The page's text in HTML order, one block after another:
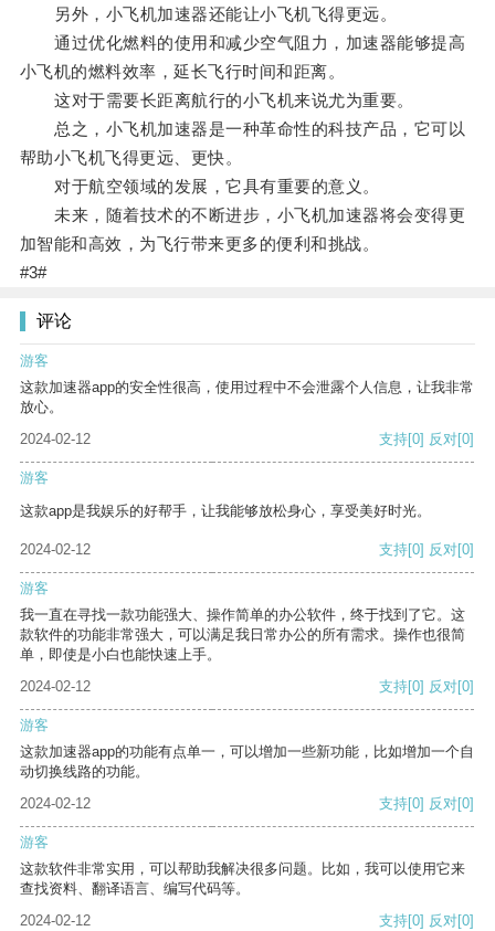
另外，小飞机加速器还能让小飞机飞得更远。
通过优化燃料的使用和减少空气阻力，加速器能够提高
小飞机的燃料效率，延长飞行时间和距离。
这对于需要长距离航行的小飞机来说尤为重要。
总之，小飞机加速器是一种革命性的科技产品，它可以
帮助小飞机飞得更远、更快。
对于航空领域的发展，它具有重要的意义。
未来，随着技术的不断进步，小飞机加速器将会变得更
加智能和高效，为飞行带来更多的便利和挑战。
#3#
评论
游客
这款加速器app的安全性很高，使用过程中不会泄露个人信息，让我非常
放心。
2024-02-12
支持[0] 反对[0]
游客
这款app是我娱乐的好帮手，让我能够放松身心，享受美好时光。
2024-02-12 支持[0] 反对[0]
游客
我一直在寻找一款功能强大、操作简单的办公软件，终于找到了它。这
款软件的功能非常强大，可以满足我日常办公的所有需求。操作也很简
单，即使是小白也能快速上手。
2024-02-12
支持[0] 反对[0]
游客
这款加速器app的功能有点单一，可以增加一些新功能，比如增加一个自
动切换线路的功能。
2024-02-12
支持[0] 反对[0]
游客
这款软件非常实用，可以帮助我解决很多问题。比如，我可以使用它来
查找资料、翻译语言、编写代码等。
2024-02-12
支持[0] 反对[0]